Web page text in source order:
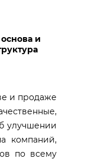
и
и продаже
улучшении
компаний,
по всему